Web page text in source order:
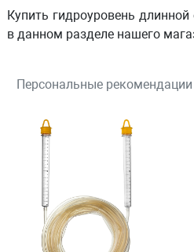
Купить гидроуровень
в данном разделе нашего
Персональные рекомендации